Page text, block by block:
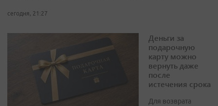
сегодня, 21:27
Деньги за
подарочную
карту можно
вернуть даже
после
истечения срока
Для возврата